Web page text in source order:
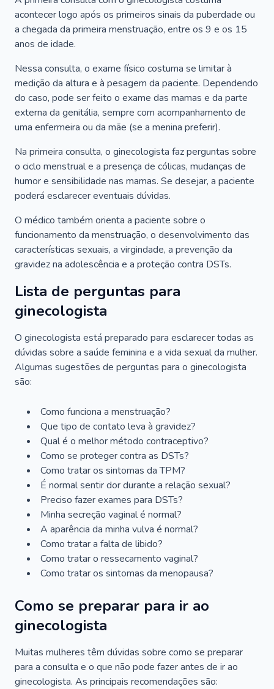
acontecer logo após os primeiros sinais da puberdade ou
a chegada da primeira menstruação, entre os 9 e os 15
anos de idade.
Nessa consulta, o exame físico costuma se limitar à
medição da altura e à pesagem da paciente. Dependendo
do caso, pode ser feito o exame das mamas e da parte
externa da genitália, sempre com acompanhamento de
uma enfermeira ou da mãe (se a menina preferir).
Na primeira consulta, o ginecologista faz perguntas sobre
o ciclo menstrual e a presença de cólicas, mudanças de
humor e sensibilidade nas mamas. Se desejar, a paciente
poderá esclarecer eventuais dúvidas.
O médico também orienta a paciente sobre o
funcionamento da menstruação, o desenvolvimento das
características sexuais, a virgindade, a prevenção da
gravidez na adolescência e a proteção contra DSTs.
Lista de perguntas para
ginecologista
O ginecologista está preparado para esclarecer todas as
dúvidas sobre a saúde feminina e a vida sexual da mulher.
Algumas sugestões de perguntas para o ginecologista
são:
Como funciona a menstruação?
Que tipo de contato leva à gravidez?
Qual é o melhor método contraceptivo?
Como se proteger contra as DSTs?
Como tratar os sintomas da TPM?
É normal sentir dor durante a relação sexual?
Preciso fazer exames para DSTs?
Minha secreção vaginal é normal?
A aparência da minha vulva é normal?
Como tratar a falta de libido?
Como tratar o ressecamento vaginal?
Como tratar os sintomas da menopausa?
Como se preparar para ir ao
ginecologista
Muitas mulheres têm dúvidas sobre como se preparar
para a consulta e o que não pode fazer antes de ir ao
ginecologista. As principais recomendações são: